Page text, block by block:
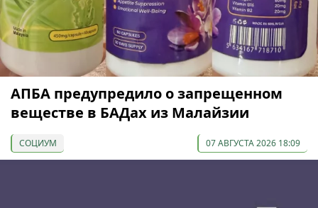
АПБА предупредило о запрещенном
веществе в БАДах из Малайзии
СОЦИУМ 07 АВГУСТА 2026 18:09